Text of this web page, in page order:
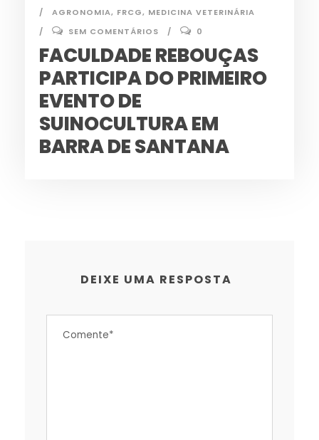
AGRONOMIA, FRCG, MEDICINA VETERINÁRIA
SEM COMENTÁRIOS
0
FACULDADE REBOUÇAS
PARTICIPA DO PRIMEIRO
EVENTO DE
SUINOCULTURA EM
BARRA DE SANTANA
DEIXE UMA RESPOSTA